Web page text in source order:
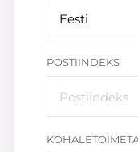
Eesti
POSTIINDEKS